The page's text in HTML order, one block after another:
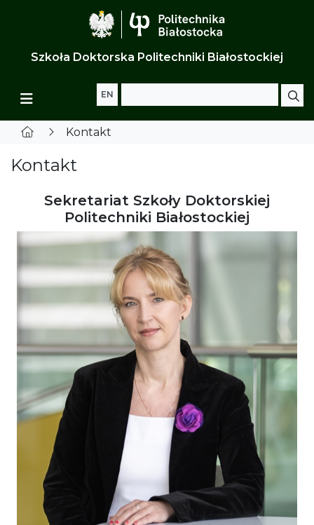
Szkoła Doktorska Politechniki Białostockiej
EN
Kontakt
Kontakt
Sekretariat Szkoły Doktorskiej
Politechniki Białostockiej